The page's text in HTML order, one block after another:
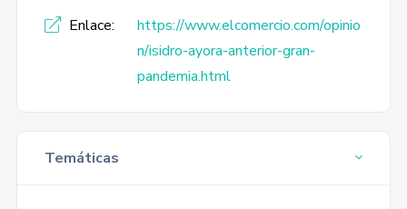
Enlace:
https://www.elcomercio.com/opinio
n/isidro-ayora-anterior-gran-
pandemia.html
Temáticas